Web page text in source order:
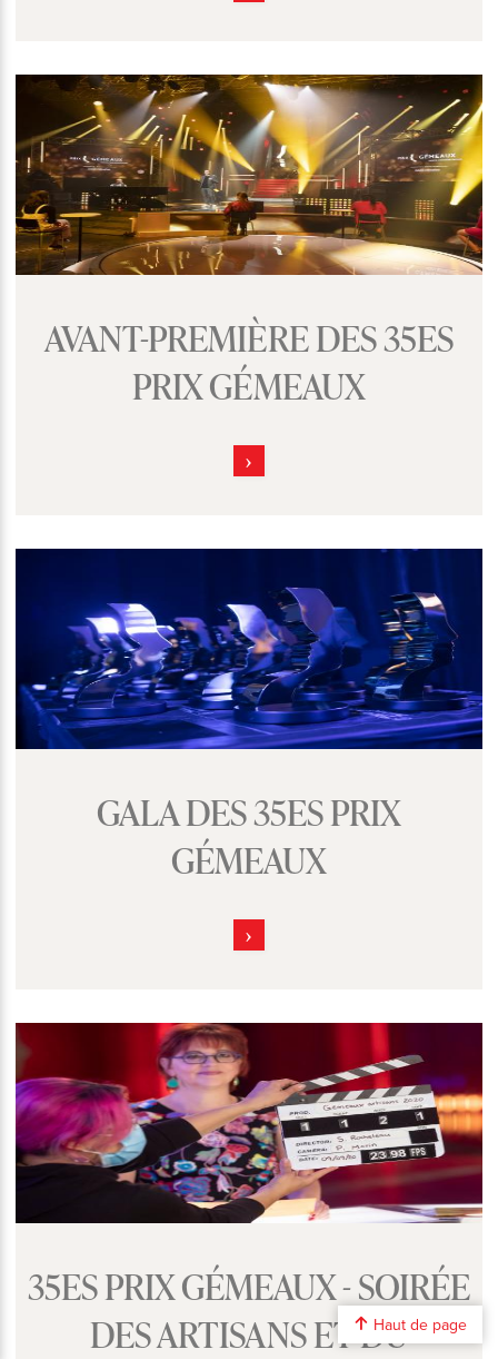
AVANT-PREMIÈRE DES 35ES
PRIX GÉMEAUX
GALA DES 35ES PRIX
GÉMEAUX
35ES PRIX GÉMEAUX - SOIRÉE
DES ARTISANS ET DUHaut de page